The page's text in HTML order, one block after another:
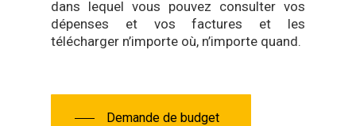
dans lequel vous pouvez consulter vos
dépenses et vos factures et les
télécharger n’importe où, n’importe quand.
Demande de budget